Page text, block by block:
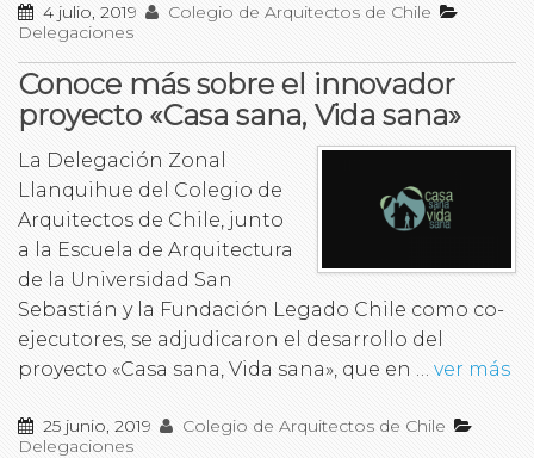
4 julio, 2019
Colegio de Arquitectos de Chile
Delegaciones
Conoce más sobre el innovador
proyecto «Casa sana, Vida sana»
La Delegación Zonal
Llanquihue del Colegio de
Arquitectos de Chile, junto
a la Escuela de Arquitectura
de la Universidad San
Sebastián y la Fundación Legado Chile como co-
ejecutores, se adjudicaron el desarrollo del
proyecto «Casa sana, Vida sana», que en … ver más
25 junio, 2019
Colegio de Arquitectos de Chile
Delegaciones